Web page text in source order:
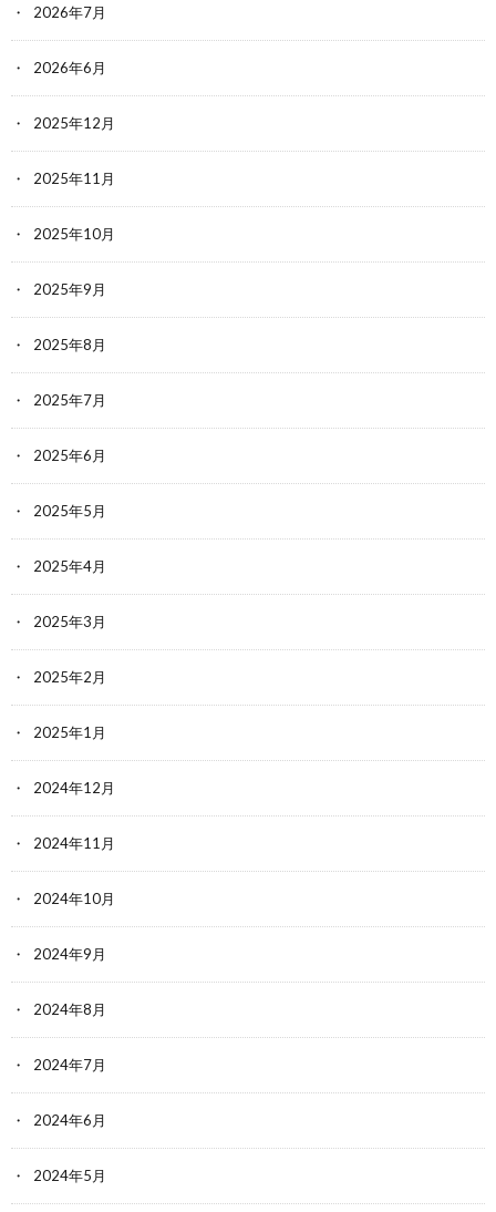
2026年7月
2026年6月
2025年12月
2025年11月
2025年10月
2025年9月
2025年8月
2025年7月
2025年6月
2025年5月
2025年4月
2025年3月
2025年2月
2025年1月
2024年12月
2024年11月
2024年10月
2024年9月
2024年8月
2024年7月
2024年6月
2024年5月